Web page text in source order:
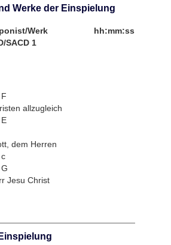
Werke der Einspielung
Werk
hh:mm:ss
SACD 1
allzugleich
dem Herren
Jesu Christ